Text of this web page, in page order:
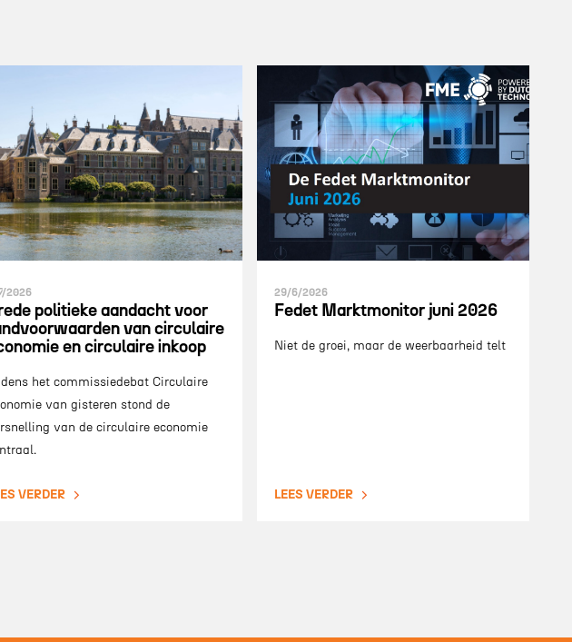
2026
politieke aandacht voor
van circulaire
en circulaire inkoop
het commissiedebat Circulaire
van gisteren stond de
van de circulaire economie
VERDER
29/6/2026
Fedet Marktmonitor juni 2026
Niet de groei, maar de weerbaarheid telt
LEES VERDER